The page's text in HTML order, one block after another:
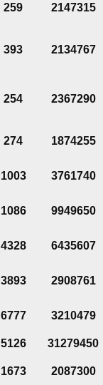
259 2147315
393 2134767
254 2367290
274 1874255
1003 3761740
1086 9949650
4328 6435607
3893 2908761
6777 3210479
5126
31279450
1673 2087300